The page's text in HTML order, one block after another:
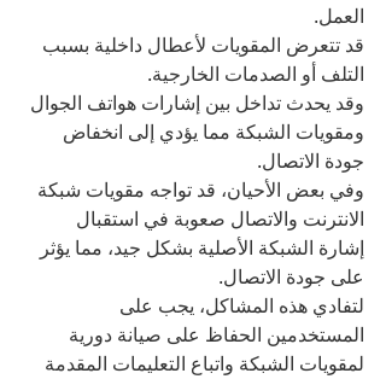
العمل.
قد تتعرض المقويات لأعطال داخلية بسبب
التلف أو الصدمات الخارجية.
وقد يحدث تداخل بين إشارات هواتف الجوال
ومقويات الشبكة مما يؤدي إلى انخفاض
جودة الاتصال.
وفي بعض الأحيان، قد تواجه مقويات شبكة
الانترنت والاتصال صعوبة في استقبال
إشارة الشبكة الأصلية بشكل جيد، مما يؤثر
على جودة الاتصال.
لتفادي هذه المشاكل، يجب على
المستخدمين الحفاظ على صيانة دورية
لمقويات الشبكة واتباع التعليمات المقدمة